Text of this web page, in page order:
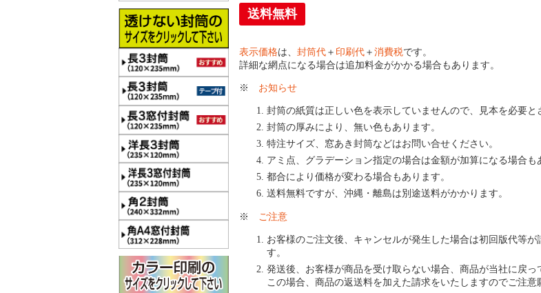
送料無料
表示価格は、 封筒代 ＋ 印刷代 ＋ 消費税です。
詳細な網点になる場合は追加料金がかかる場合もあります。
※ お知らせ
封筒の紙質は正しい色を表示していませんので、見本を必要と
封筒の厚みにより、無い色もあります。
特注サイズ、窓あき封筒などはお問い合せください。
アミ点、グラデーション指定の場合は金額が加算になる場合も
都合により価格が変わる場合もあります。
送料無料ですが、沖縄・離島は別途送料がかかります。
※ ご注意
お客様のご注文後、キャンセルが発生した場合は初回版代等が
す。
発送後、お客様が商品を受け取らない場合、商品が当社に戻っ
この場合、商品の返送料を加えた請求をいたしますのでご注意